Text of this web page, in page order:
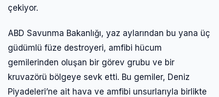
çekiyor.
ABD Savunma Bakanlığı, yaz aylarından bu yana üç
güdümlü füze destroyeri, amfibi hücum
gemilerinden oluşan bir görev grubu ve bir
kruvazörü bölgeye sevk etti. Bu gemiler, Deniz
Piyadeleri’ne ait hava ve amfibi unsurlarıyla birlikte